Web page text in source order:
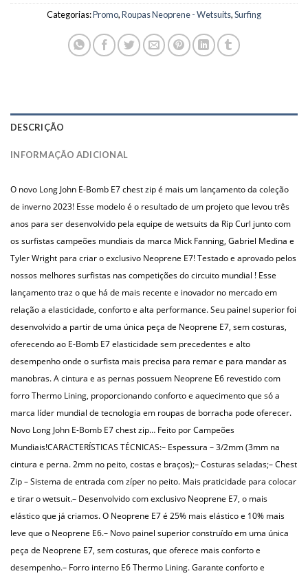
Categorias:Promo,Roupas Neoprene - Wetsuits,Surfing
DESCRIÇÃO
INFORMAÇÃO ADICIONAL
O novo Long John E-Bomb E7 chest zip é mais um lançamento da coleção
de inverno 2023! Esse modelo é o resultado de um projeto que levou três
anos para ser desenvolvido pela equipe de wetsuits da Rip Curl junto com
os surfistas campeões mundiais da marca Mick Fanning, Gabriel Medina e
Tyler Wright para criar o exclusivo Neoprene E7! Testado e aprovado pelos
nossos melhores surfistas nas competições do circuito mundial ! Esse
lançamento traz o que há de mais recente e inovador no mercado em
relação a elasticidade, conforto e alta performance. Seu painel superior foi
desenvolvido a partir de uma única peça de Neoprene E7, sem costuras,
oferecendo ao E-Bomb E7 elasticidade sem precedentes e alto
desempenho onde o surfista mais precisa para remar e para mandar as
manobras. A cintura e as pernas possuem Neoprene E6 revestido com
forro Thermo Lining, proporcionando conforto e aquecimento que só a
marca líder mundial de tecnologia em roupas de borracha pode oferecer.
Novo Long John E-Bomb E7 chest zip… Feito por Campeões
Mundiais!CARACTERÍSTICAS TÉCNICAS:– Espessura – 3/2mm (3mm na
cintura e perna. 2mm no peito, costas e braços);– Costuras seladas;– Chest
Zip – Sistema de entrada com zíper no peito. Mais praticidade para colocar
e tirar o wetsuit.– Desenvolvido com exclusivo Neoprene E7, o mais
elástico que já criamos. O Neoprene E7 é 25% mais elástico e 10% mais
leve que o Neoprene E6.– Novo painel superior construído em uma única
peça de Neoprene E7, sem costuras, que oferece mais conforto e
desempenho.– Forro interno E6 Thermo Lining. Garante conforto e